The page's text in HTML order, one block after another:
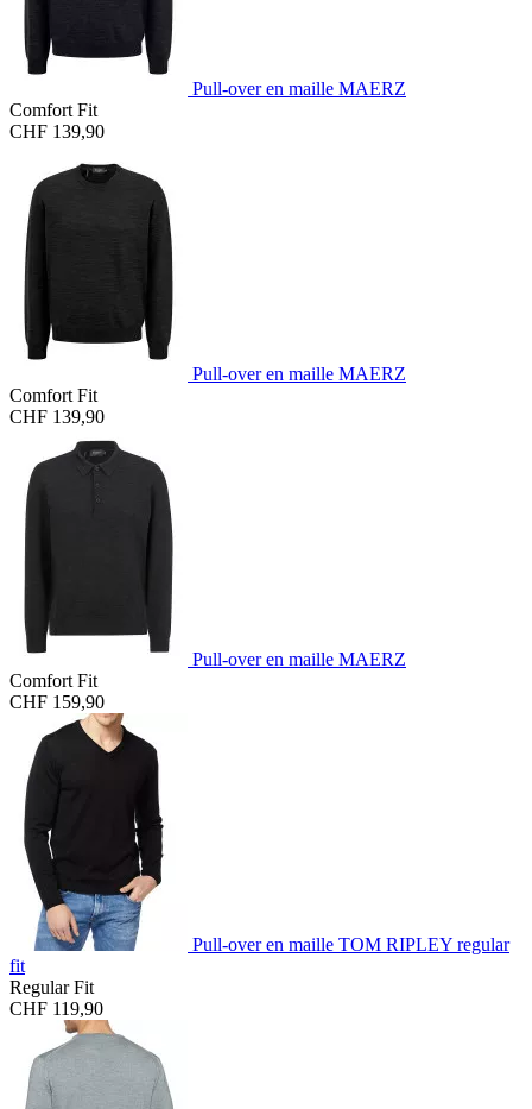
Pull-over en maille MAERZ
Comfort Fit
CHF 139,90
Pull-over en maille MAERZ
Comfort Fit
CHF 139,90
Pull-over en maille MAERZ
Comfort Fit
CHF 159,90
Pull-over en maille TOM RIPLEY regular
fit
Regular Fit
CHF 119,90